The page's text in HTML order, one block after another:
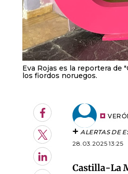
Eva Rojas es la reportera de
los fiordos noruegos.
Facebook
Twitter
LinkedIn
ALERTAS DE
28.03.2025 13:25
Castilla-La